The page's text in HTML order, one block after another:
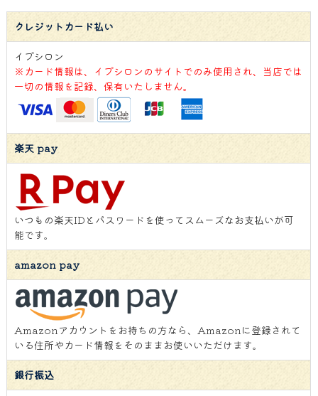
クレジットカード払い
イプシロン
※カード情報は、イプシロンのサイトでのみ使用され、当店では
一切の情報を記録、保有いたしません。
楽天 pay
いつもの楽天IDとパスワードを使ってスムーズなお支払いが可
能です。
amazon pay
Amazonアカウントをお持ちの方なら、Amazonに登録されて
いる住所やカード情報をそのままお使いいただけます。
銀行振込